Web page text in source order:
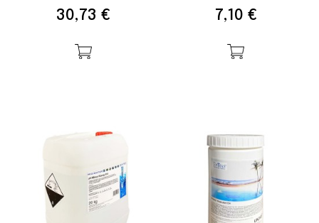
Preis
30,73 € Preis
7,10 €